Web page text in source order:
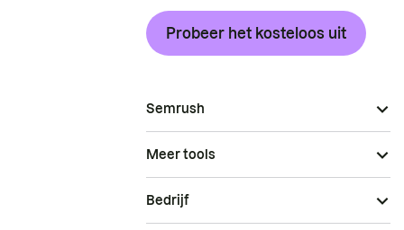
Probeer het kosteloos uit
Semrush
Meer tools
Bedrijf